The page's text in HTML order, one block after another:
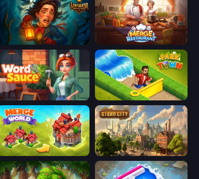
Lamplighter: Merge & Magic Merge Restaurant
Word Sauce Park Town
Merge World Steam City